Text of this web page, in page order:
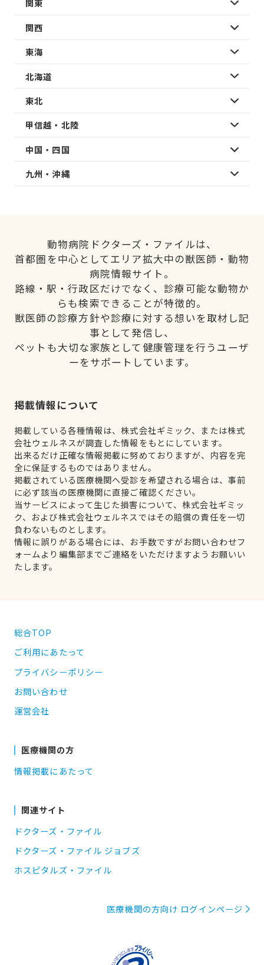
関東
関西
東海
北海道
東北
甲信越・北陸
中国・四国
九州・沖縄
動物病院ドクターズ・ファイルは、
首都圏を中心としてエリア拡大中の獣医師・動物
病院情報サイト。
路線・駅・行政区だけでなく、診療可能な動物か
らも検索できることが特徴的。
獣医師の診療方針や診療に対する想いを取材し記
事として発信し、
ペットも大切な家族として健康管理を行うユーザ
ーをサポートしています。
掲載情報について
掲載している各種情報は、株式会社ギミック、または株式
会社ウェルネスが調査した情報をもとにしています。
出来るだけ正確な情報掲載に努めておりますが、内容を完
全に保証するものではありません。
掲載されている医療機関へ受診を希望される場合は、事前
に必ず該当の医療機関に直接ご確認ください。
当サービスによって生じた損害について、株式会社ギミッ
ク、および株式会社ウェルネスではその賠償の責任を一切
負わないものとします。
情報に誤りがある場合には、お手数ですがお問い合わせフ
ォームより編集部までご連絡をいただけますようお願いい
たします。
総合TOP
ご利用にあたって
プライバシーポリシー
お問い合わせ
運営会社
医療機関の方
情報掲載にあたって
関連サイト
ドクターズ・ファイル
ドクターズ・ファイル ジョブズ
ホスピタルズ・ファイル
医療機関の方向け ログインページ